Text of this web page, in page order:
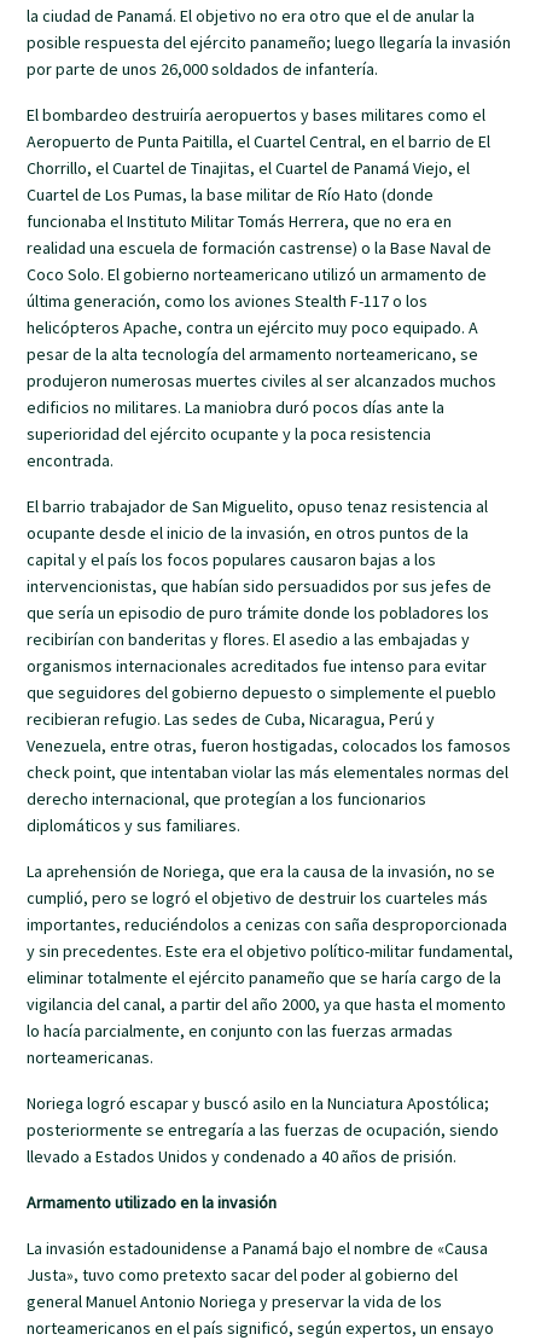
la ciudad de Panamá. El objetivo no era otro que el de anular la
posible respuesta del ejército panameño; luego llegaría la invasión
por parte de unos 26,000 soldados de infantería.
El bombardeo destruiría aeropuertos y bases militares como el
Aeropuerto de Punta Paitilla, el Cuartel Central, en el barrio de El
Chorrillo, el Cuartel de Tinajitas, el Cuartel de Panamá Viejo, el
Cuartel de Los Pumas, la base militar de Río Hato (donde
funcionaba el Instituto Militar Tomás Herrera, que no era en
realidad una escuela de formación castrense) o la Base Naval de
Coco Solo. El gobierno norteamericano utilizó un armamento de
última generación, como los aviones Stealth F-117 o los
helicópteros Apache, contra un ejército muy poco equipado. A
pesar de la alta tecnología del armamento norteamericano, se
produjeron numerosas muertes civiles al ser alcanzados muchos
edificios no militares. La maniobra duró pocos días ante la
superioridad del ejército ocupante y la poca resistencia
encontrada.
El barrio trabajador de San Miguelito, opuso tenaz resistencia al
ocupante desde el inicio de la invasión, en otros puntos de la
capital y el país los focos populares causaron bajas a los
intervencionistas, que habían sido persuadidos por sus jefes de
que sería un episodio de puro trámite donde los pobladores los
recibirían con banderitas y flores. El asedio a las embajadas y
organismos internacionales acreditados fue intenso para evitar
que seguidores del gobierno depuesto o simplemente el pueblo
recibieran refugio. Las sedes de Cuba, Nicaragua, Perú y
Venezuela, entre otras, fueron hostigadas, colocados los famosos
check point, que intentaban violar las más elementales normas del
derecho internacional, que protegían a los funcionarios
diplomáticos y sus familiares.
La aprehensión de Noriega, que era la causa de la invasión, no se
cumplió, pero se logró el objetivo de destruir los cuarteles más
importantes, reduciéndolos a cenizas con saña desproporcionada
y sin precedentes. Este era el objetivo político-militar fundamental,
eliminar totalmente el ejército panameño que se haría cargo de la
vigilancia del canal, a partir del año 2000, ya que hasta el momento
lo hacía parcialmente, en conjunto con las fuerzas armadas
norteamericanas.
Noriega logró escapar y buscó asilo en la Nunciatura Apostólica;
posteriormente se entregaría a las fuerzas de ocupación, siendo
llevado a Estados Unidos y condenado a 40 años de prisión.
Armamento utilizado en la invasión
La invasión estadounidense a Panamá bajo el nombre de «Causa
Justa», tuvo como pretexto sacar del poder al gobierno del
general Manuel Antonio Noriega y preservar la vida de los
norteamericanos en el país significó, según expertos, un ensayo